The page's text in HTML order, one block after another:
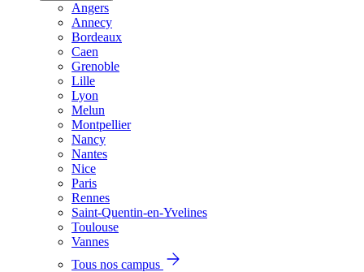
Angers
Annecy
Bordeaux
Caen
Grenoble
Lille
Lyon
Melun
Montpellier
Nancy
Nantes
Nice
Paris
Rennes
Saint-Quentin-en-Yvelines
Toulouse
Vannes
Tous nos campus